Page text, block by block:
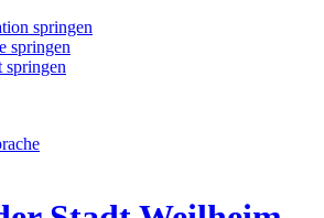
springen
springen
springen